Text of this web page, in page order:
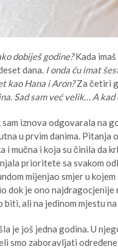
dobiješ godine?Kada
dana. I onda ću imat
kao Hana i Aron?Za četiri
Sad sam već velik… A kad
sam iznova odgovarala na
u prvim danima. Pitanja
i mučna i koja su činila da
prioritete sa svakom
mijenjao smjer u
dok je ono najdragocjenije
biti, ali na jedinom mjestu
je još jedna godina. U
smo zaboravljati